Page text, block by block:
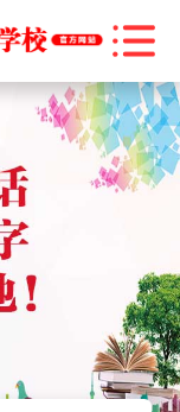
安全提示请牢记
哈尔滨市教育局关于2025年秋季学期学生资助政策执行的公告